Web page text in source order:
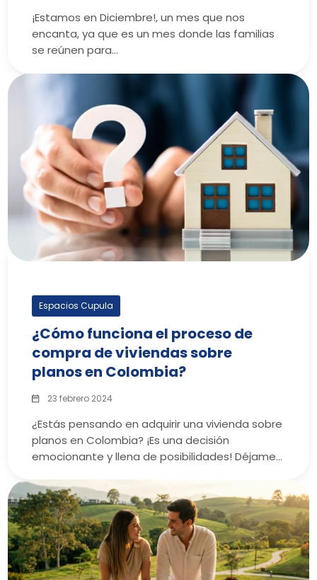
¡Estamos en Diciembre!, un mes que nos
encanta, ya que es un mes donde las familias
se reúnen para…
Espacios Cupula
¿Cómo funciona el proceso de
compra de viviendas sobre
planos en Colombia?
23 febrero 2024
¿Estás pensando en adquirir una vivienda sobre
planos en Colombia? ¡Es una decisión
emocionante y llena de posibilidades! Déjame…